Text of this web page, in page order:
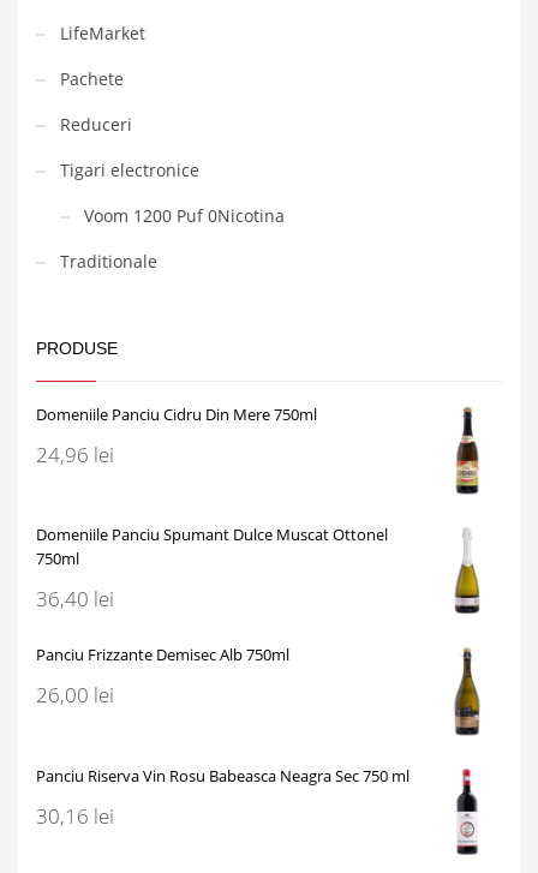
LifeMarket
Pachete
Reduceri
Tigari electronice
Voom 1200 Puf 0Nicotina
Traditionale
PRODUSE
Domeniile Panciu Cidru Din Mere 750ml
24,96 lei
Domeniile Panciu Spumant Dulce Muscat Ottonel
750ml
36,40 lei
Panciu Frizzante Demisec Alb 750ml
26,00 lei
Panciu Riserva Vin Rosu Babeasca Neagra Sec 750 ml
30,16 lei